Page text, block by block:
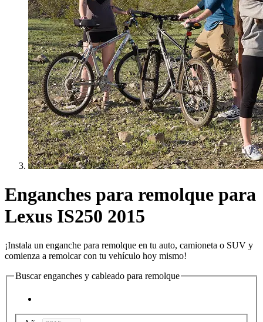
Enganches para remolque para
Lexus IS250 2015
¡Instala un enganche para remolque en tu auto, camioneta o SUV y
comienza a remolcar con tu vehículo hoy mismo!
Buscar enganches y cableado para remolque